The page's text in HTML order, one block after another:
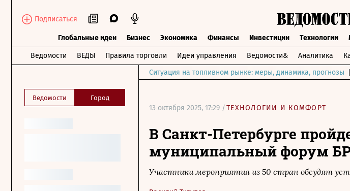
Подписаться
Глобальные идеи Бизнес Экономика Финансы Инвестиции Технологии
Ведомости ВЕДЫ Правила торговли Идеи управления Ведомости& Аналитика
Ведомости Город
Ситуация на топливном рынке: меры, динамика, прогнозы
13 октября 2025, 17:29 /ТЕХНОЛОГИИ И КОМФОРТ
В Санкт-Петербурге
муниципальный форум
Участники мероприятия из 50 стран обсудят